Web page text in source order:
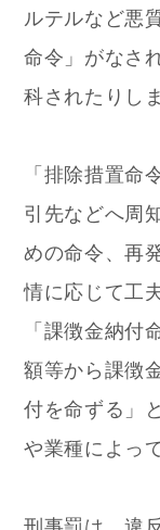
ルテルなど悪
命令」がなさ
科されたりし
「排除措置命
引先などへ周
めの命令、再
情に応じて工
「課徴金納付
額等から課徴
付を命ずる」
や業種によっ